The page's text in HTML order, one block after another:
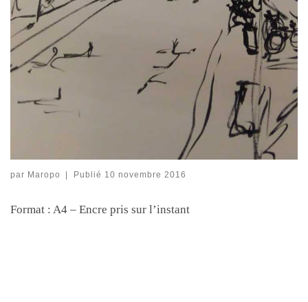
par Maropo Publié 10 novembre 2016
Format : A4 – Encre pris sur l’instant